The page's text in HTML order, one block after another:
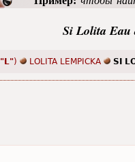
Si Lolita Eau
"L") LOLITA LEMPICKA SI